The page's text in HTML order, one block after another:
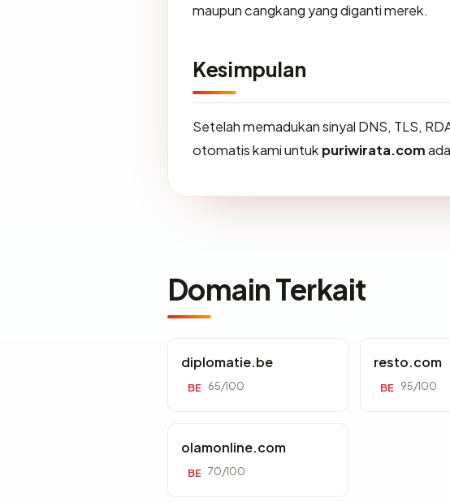
maupun cangkang yang diganti merek.
Kesimpulan
Setelah memadukan sinyal DNS, TLS,
otomatis kami untuk puriwirata.com
Domain Terkait
diplomatie.be
BE 65/100
resto.com
BE 95/100
olamonline.com
BE 70/100